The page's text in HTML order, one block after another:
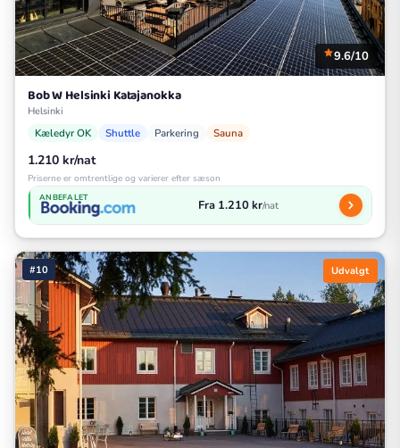
9.6/10
Bob W Helsinki Katajanokka
Helsinki
Kæledyr OK Shuttle Parkering Sauna
1.210 kr/nat
Priserne er omtrentlige og varierer efter sæson
ANBEFALET Fra 1.210 kr/nat
#10 Udvalgt